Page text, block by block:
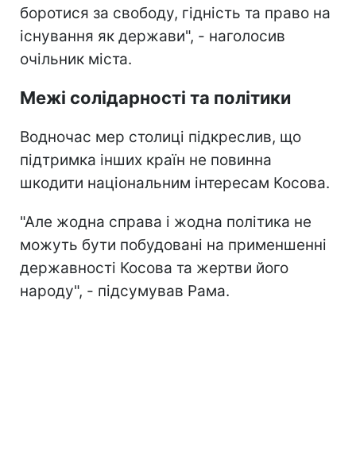
боротися за свободу, гідність та право на
існування як держави", - наголосив
очільник міста.
Межі солідарності та політики
Водночас мер столиці підкреслив, що
підтримка інших країн не повинна
шкодити національним інтересам Косова.
"Але жодна справа і жодна політика не
можуть бути побудовані на применшенні
державності Косова та жертви його
народу", - підсумував Рама.